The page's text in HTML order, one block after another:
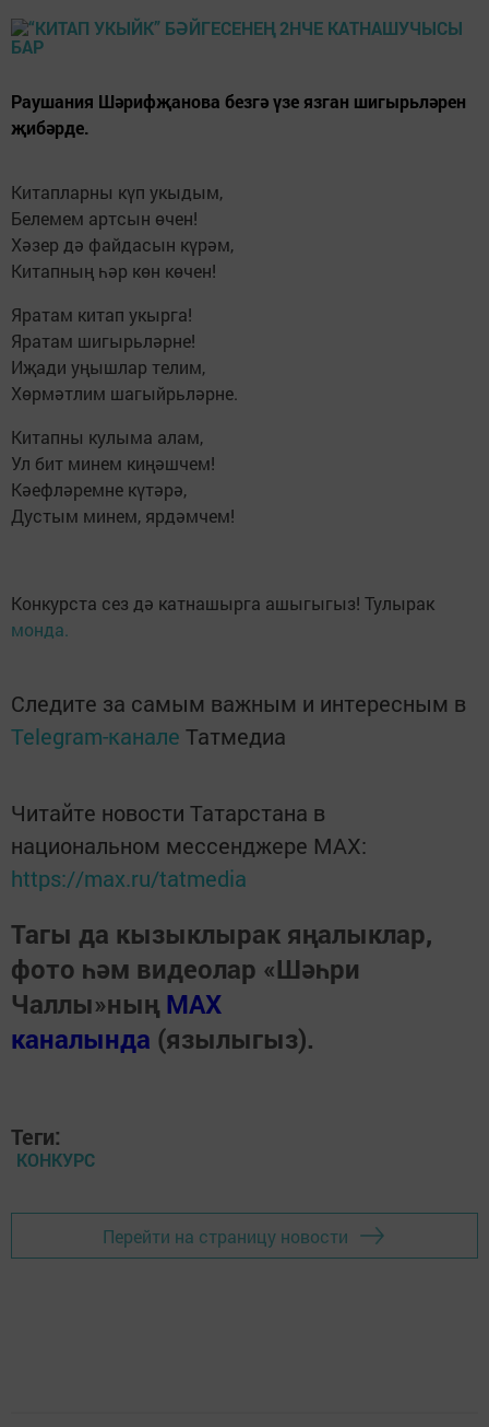
Раушания Шәрифҗанова безгә үзе язган шигырьләрен
җибәрде.
Китапларны күп укыдым,
Белемем артсын өчен!
Хәзер дә файдасын күрәм,
Китапның һәр көн көчен!
Яратам китап укырга!
Яратам шигырьләрне!
Иҗади уңышлар телим,
Хөрмәтлим шагыйрьләрне.
Китапны кулыма алам,
Ул бит минем киңәшчем!
Кәефләремне күтәрә,
Дустым минем, ярдәмчем!
Конкурста сез дә катнашырга ашыгыгыз! Тулырак
монда.
Следите за самым важным и интересным в
Telegram-канале Татмедиа
Читайте новости Татарстана в
национальном мессенджере MАХ:
https://max.ru/tatmedia
Тагы да кызыклырак яңалыклар,
фото һәм видеолар «Шәһри
Чаллы»ның MAX
каналында (язылыгыз).
Теги:
КОНКУРС
Перейти на страницу новости